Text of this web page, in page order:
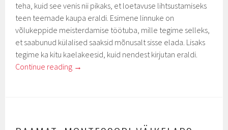
teha, kuid see venis nii pikaks, et loetavuse lihtsustamiseks
teen teemade kaupa eraldi. Esimene linnuke on
võlukeppide meisterdamise töötuba, mille tegime selleks,
et saabunud külalised saaksid mõnusalt sisse elada. Lisaks
tegime ka kitu kaelakeesid, kuid nendest kirjutan eraldi.
Continue reading →